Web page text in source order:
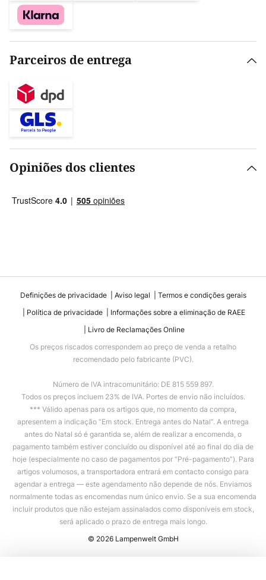
Parceiros de entrega
Opiniões dos clientes
Definições de privacidade Aviso legal
Termos e condições gerais
Política de privacidade
Informações sobre a eliminação de RAEE
Livro de Reclamações Online
Os preços riscados correspondem ao preço de venda a retalho
recomendado pelo fabricante (PVC).
Número de IVA intracomunitário: DE 815 559 897.
Todos os preços incluem 23% de IVA. Portes de envio não incluídos.
*** Válido apenas para os artigos que, no momento da compra,
apresentem a indicação “Em stock. Entrega antes do Natal”. A entrega
antes do Natal só é garantida se, além de realizar a encomenda, o
pagamento também estiver concluído ou disponível até ao final do dia de
hoje (especialmente no caso de pagamentos por “Pré-pagamento”). Para
artigos volumosos, a transportadora entrará em contacto consigo para
agendar a entrega — este agendamento não depende de nós. Enviamos
normalmente todas as encomendas num único envio. Se a sua encomenda
incluir produtos que não estejam assinalados como disponíveis em stock,
será aplicado o prazo de entrega mais longo.
© 2026 Lampenwelt GmbH